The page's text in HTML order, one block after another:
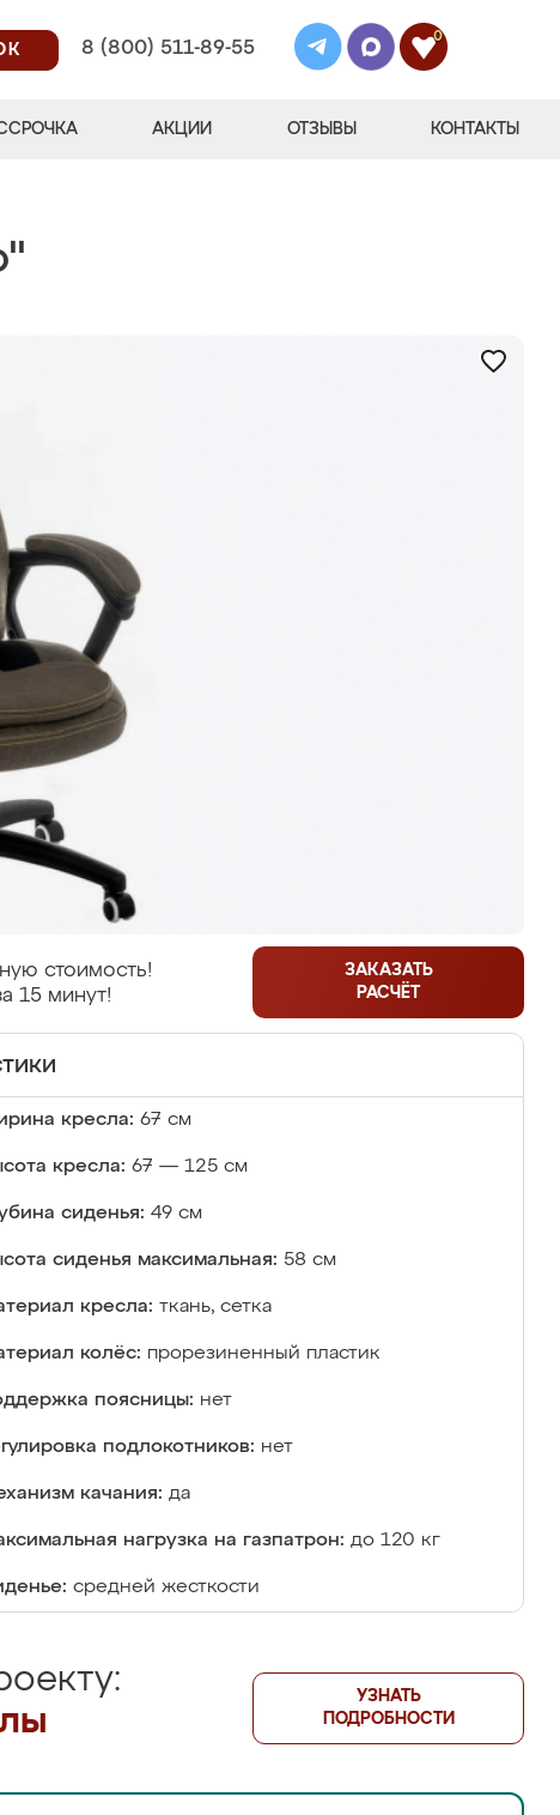
8 (800) 511-89-55
0
АКЦИИ ОТЗЫВЫ КОНТАКТЫ
стоимость!
15 минут!
ЗАКАЗАТЬ
РАСЧЁТ
кресла: 67 см
кресла: 67 — 125 см
сиденья: 49 см
сиденья максимальная: 58 см
кресла: ткань, сетка
колёс: прорезиненный пластик
поясницы: нет
подлокотников: нет
качания: да
нагрузка на газпатрон: до 120 кг
средней жесткости
УЗНАТЬ
ПОДРОБНОСТИ